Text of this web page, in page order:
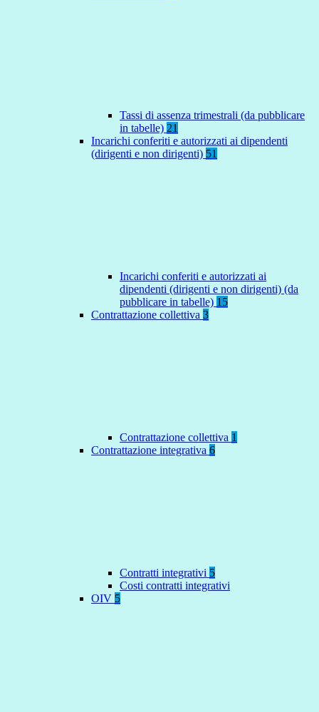
Tassi di assenza trimestrali (da pubblicare
in tabelle) 21
Incarichi conferiti e autorizzati ai dipendenti
(dirigenti e non dirigenti) 51
Incarichi conferiti e autorizzati ai
dipendenti (dirigenti e non dirigenti) (da
pubblicare in tabelle) 15
Contrattazione collettiva 3
Contrattazione collettiva 1
Contrattazione integrativa 6
Contratti integrativi 5
Costi contratti integrativi
OIV 5